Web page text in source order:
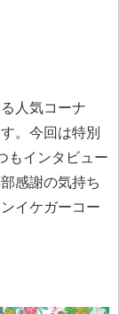
人気コーナ
。今回は特別
もインタビュー
感謝の気持ち
イケガーコー